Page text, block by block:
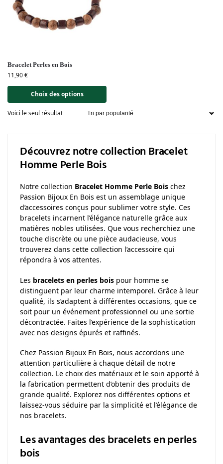
Bracelet Perles en Bois
11,90€
Choix des options
Voici le seul résultat
Découvrez notre collection Bracelet
Homme Perle Bois
Notre collection Bracelet Homme Perle Bois chez
Passion Bijoux En Bois est un assemblage unique
d’accessoires conçus pour sublimer votre style. Ces
bracelets incarnent l’élégance naturelle grâce aux
matières nobles utilisées. Que vous recherchiez une
touche discrète ou une pièce audacieuse, vous
trouverez dans cette collection l’accessoire qui
répondra à vos attentes.
Les bracelets en perles bois pour homme se
distinguent par leur charme intemporel. Grâce à leur
qualité, ils s’adaptent à différentes occasions, que ce
soit pour un événement professionnel ou une sortie
décontractée. Faites l’expérience de la sophistication
avec nos designs épurés et raffinés.
Chez Passion Bijoux En Bois, nous accordons une
attention particulière à chaque détail de notre
collection. Le choix des matériaux et le soin apporté à
la fabrication permettent d’obtenir des produits de
grande qualité. Explorez nos différentes options et
laissez-vous séduire par la simplicité et l’élégance de
nos bracelets.
Les avantages des bracelets en perles
bois